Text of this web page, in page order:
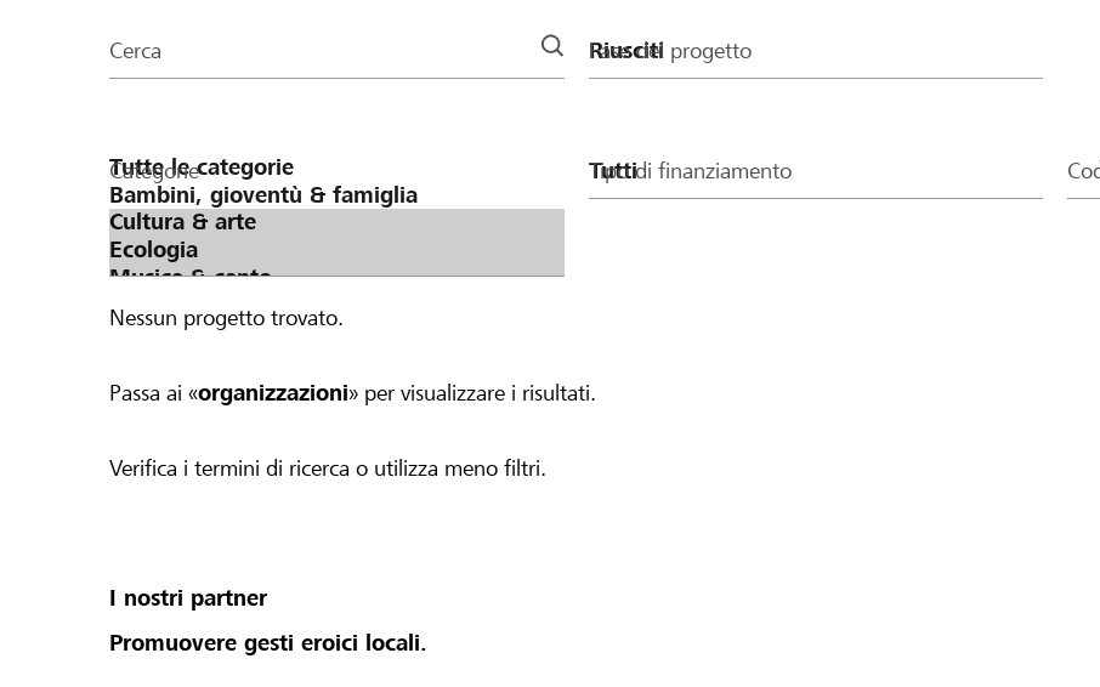
della
Cerca Fase del progetto
Categorie Tipo di finanziamento
Nessun progetto trovato.
Passa ai «organizzazioni» per visualizzare i risultati.
Verifica i termini di ricerca o utilizza meno filtri.
I nostri partner
Promuovere gesti eroici locali.